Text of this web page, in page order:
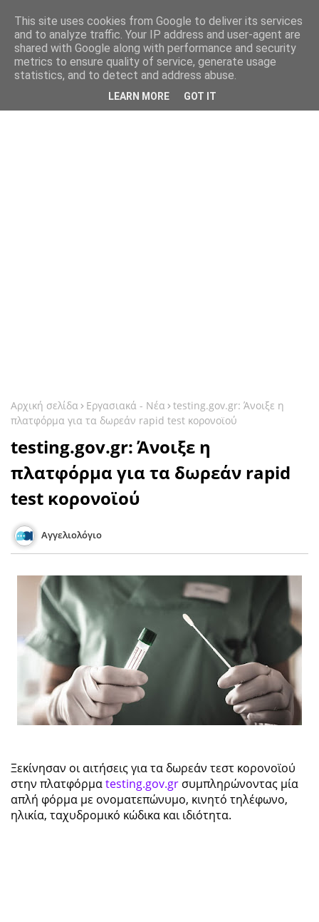
Αρχική σελίδα Εργασιακά - Νέα testing.gov.gr: Άνοιξε η
πλατφόρμα για τα δωρεάν rapid test κορονοϊού
testing.gov.gr: Άνοιξε η
πλατφόρμα για τα δωρεάν rapid
test κορονοϊού
Αγγελιολόγιο
Ξεκίνησαν οι αιτήσεις για τα δωρεάν τεστ κορονοϊού
στην πλατφόρμαtesting.gov.gr συμπληρώνοντας μία
απλή φόρμα με ονοματεπώνυμο, κινητό τηλέφωνο,
ηλικία, ταχυδρομικό κώδικα και ιδιότητα.
This site uses cookies from Google to deliver its services
and to analyze traffic. Your IP address and user-agent are
shared with Google along with performance and security
metrics to ensure quality of service, generate usage
statistics, and to detect and address abuse.
LEARN MORE GOT IT